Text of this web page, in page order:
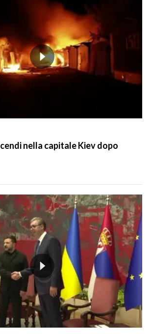
nella capitale Kiev dopo